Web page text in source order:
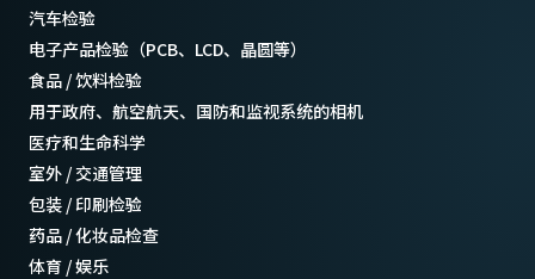
汽车检验
电子产品检验（PCB、LCD、晶圆等）
食品 / 饮料检验
用于政府、航空航天、国防和监视系统的相机
医疗和生命科学
室外 / 交通管理
包装 / 印刷检验
药品 / 化妆品检查
体育 / 娱乐